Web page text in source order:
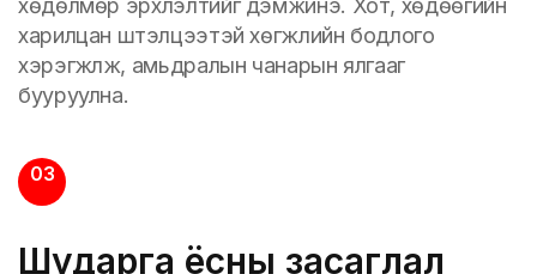
харилцан шүтэлцээтэй хөгжлийн бодлого
хэрэгжүүлж, амьдралын чанарын ялгааг
бууруулна.
03
Шударга ёсны засаглал